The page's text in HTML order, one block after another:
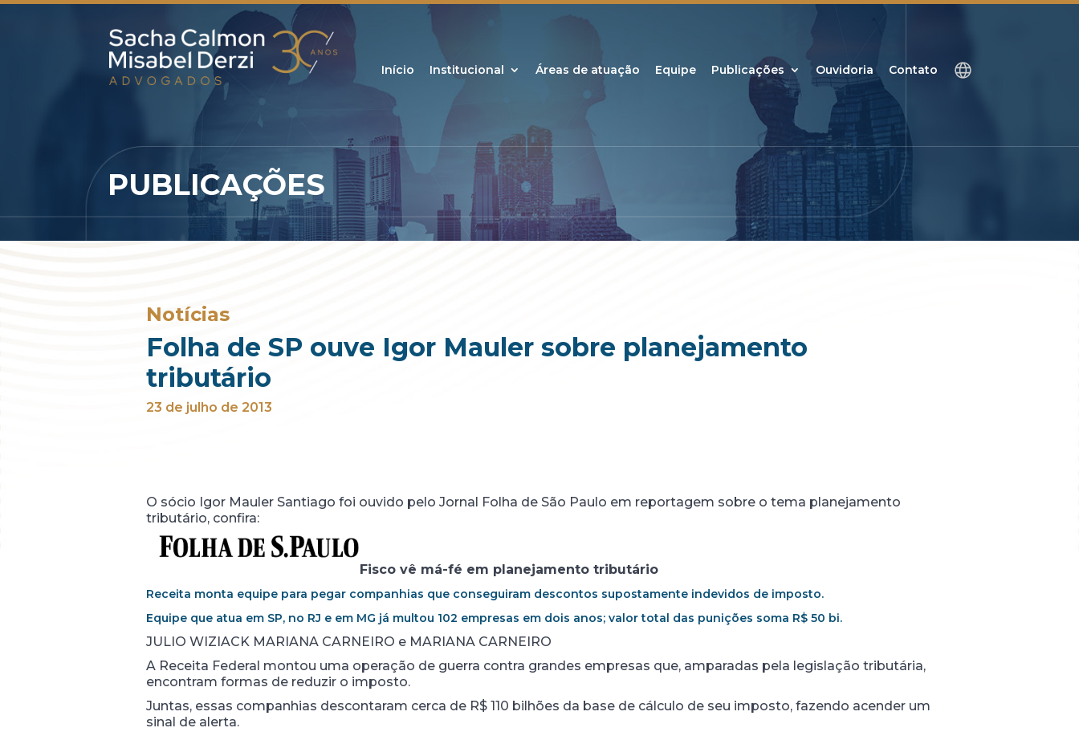
Início Institucional Áreas de atuação Equipe Publicações Ouvidoria Contato
PUBLICAÇÕES
Notícias
Folha de SP ouve Igor Mauler sobre planejamento
tributário
23 de julho de 2013
O sócio Igor Mauler Santiago foi ouvido pelo Jornal Folha de São Paulo em reportagem sobre o tema planejamento
tributário, confira:
Fisco vê má-fé em planejamento tributário
Receita monta equipe para pegar companhias que conseguiram descontos supostamente indevidos de imposto.
Equipe que atua em SP, no RJ e em MG já multou 102 empresas em dois anos; valor total das punições soma R$ 50 bi.
JULIO WIZIACK MARIANA CARNEIRO e MARIANA CARNEIRO
A Receita Federal montou uma operação de guerra contra grandes empresas que, amparadas pela legislação tributária,
encontram formas de reduzir o imposto.
Juntas, essas companhias descontaram cerca de R$ 110 bilhões da base de cálculo de seu imposto, fazendo acender um
sinal de alerta.